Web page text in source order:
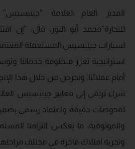
المدير العام لعلامة
للتجارة”محمد أبو النور، قال: “إن
لسيارات جينيسيس المستعملة
استراتيجية تعزز منظومة خدماتنا
أمام عملائنا. ونحرص من خلال هذا
شراء ترتقي إلى معايير جينيسيس
لفحوصات دقيقة واعتماد رسمي
والموثوقية، ما يعكس التزامنا
وتجربة امتلاك فاخرة في مختلف